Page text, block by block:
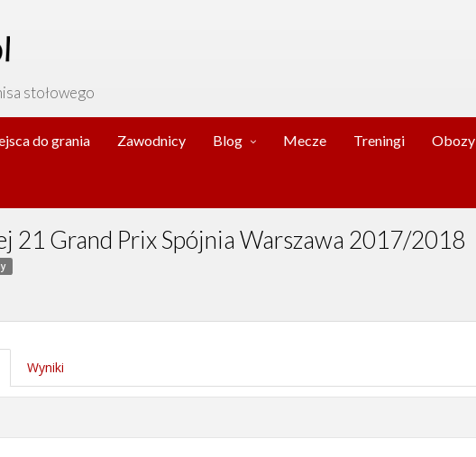
stołowego
do grania Zawodnicy Blog Mecze Treningi Obozy
21 Grand Prix Spójnia Warszawa 2017/2018
Wyniki